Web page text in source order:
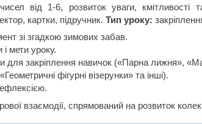
від 1-6, розвиток уваги, кмітливості
картки, підручник. Тип уроку:
зі згадкою зимових забав.
мети уроку.
для закріплення навичок («Парна лижня»,
фігурні візерунки» та інші).
взаємодії, спрямований на розвиток